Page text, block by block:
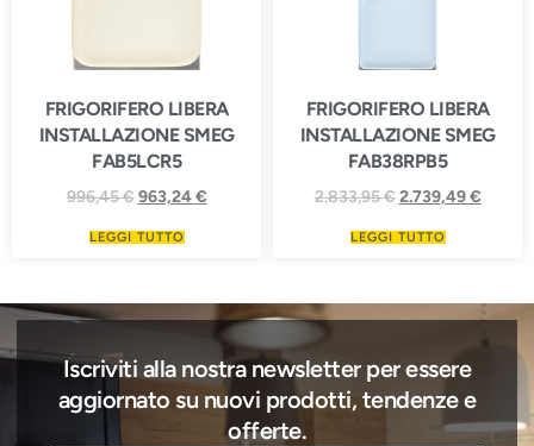
FRIGORIFERO LIBERA
INSTALLAZIONE SMEG
FAB5LCR5
996,45€ 963,24€
LEGGI TUTTO
FRIGORIFERO LIBERA
INSTALLAZIONE SMEG
FAB38RPB5
2.833,95€ 2.739,49€
LEGGI TUTTO
Iscriviti alla nostra newsletter per essere
aggiornato su nuovi prodotti, tendenze e
offerte.